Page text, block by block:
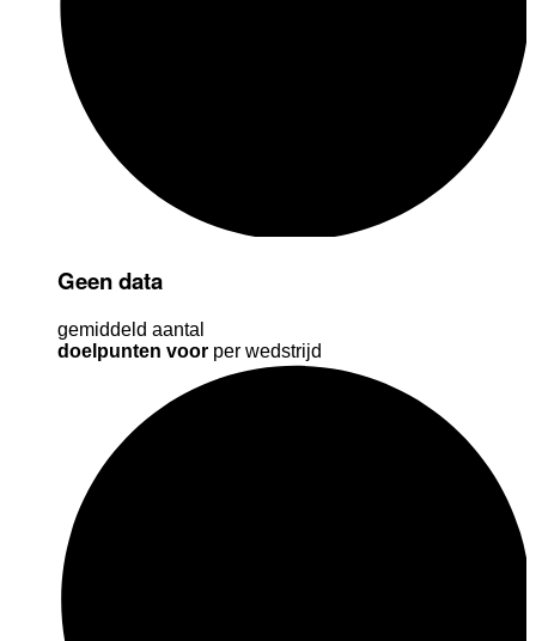
Geen data
gemiddeld aantal
doelpunten voor per wedstrijd